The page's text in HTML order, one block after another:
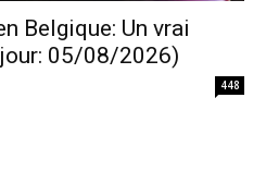
Belgique: Un vrai
05/08/2026)
448